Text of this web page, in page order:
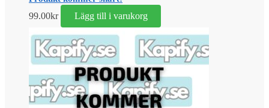
99.00kr Lägg till i varukorg